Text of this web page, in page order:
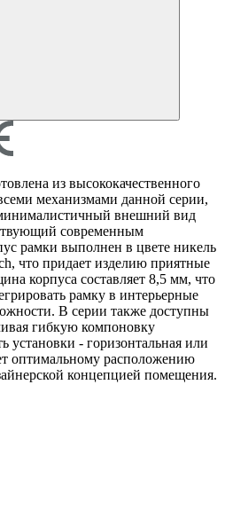
из высококачественного
механизмами данной серии,
внешний вид
современным
рамки выполнен в цвете никель
что придает изделию приятные
корпуса составляет 8,5 мм, что
рамку в интерьерные
В серии также доступны
гибкую компоновку
установки - горизонтальная или
оптимальному расположению
концепцией помещения.